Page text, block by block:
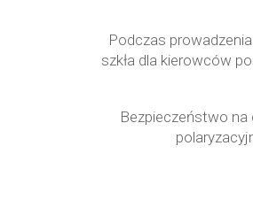
Podczas
szkła dla kierowców
Bezpieczeństwo